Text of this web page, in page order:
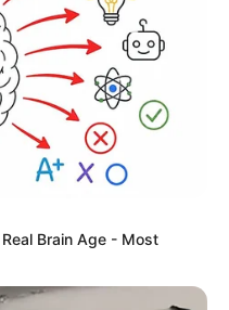
Brain Age - Most